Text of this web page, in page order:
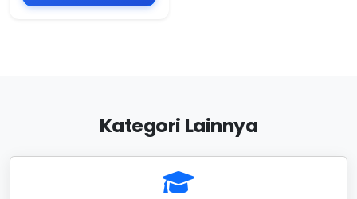
Kategori Lainnya